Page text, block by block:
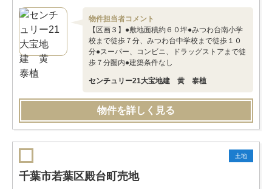
物件担当者コメント
【区画３】●敷地面積約６０坪●みつわ台南小学
校まで徒歩７分、みつわ台中学校まで徒歩１０
分●スーパー、コンビニ、ドラッグストアまで徒
歩７分圏内●建築条件なし
センチュリー21大宝地建 黄 泰植
物件を詳しく見る
土地
千葉市若葉区殿台町売地